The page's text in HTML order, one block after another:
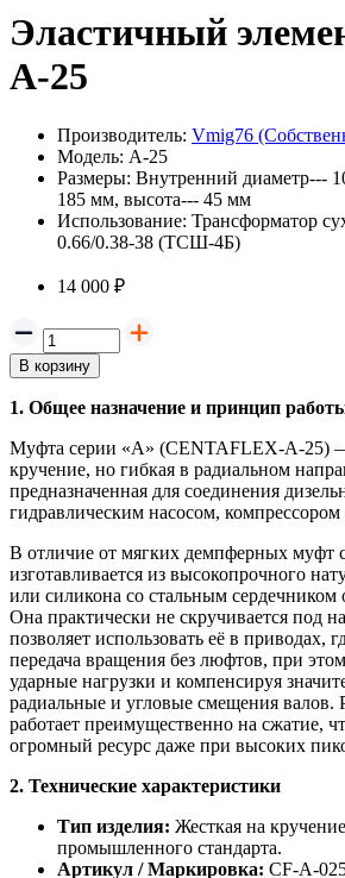
Эластичный
А-25
Производитель: Vmig76
Модель: А-25
Размеры: Внутренний диаметр---
185 мм, высота--- 45 мм
Использование: Трансформатор
0.66/0.38-38 (ТСШ-4Б)
14 000 ₽
В корзину
1. Общее назначение и принцип
Муфта серии «A» (CENTAFLEX-A-25) —
кручение, но гибкая в радиальном
предназначенная для соединения
гидравлическим насосом,
В отличие от мягких демпферных муфт
изготавливается из высокопрочного
или силикона со стальным сердечником
Она практически не скручивается под
позволяет использовать её в приводах,
передача вращения без люфтов, при
ударные нагрузки и компенсируя
радиальные и угловые смещения валов.
работает преимущественно на сжатие,
огромный ресурс даже при высоких
2. Технические характеристики
Тип изделия: Жесткая на
промышленного стандарта.
Артикул / Маркировка: CF-A-